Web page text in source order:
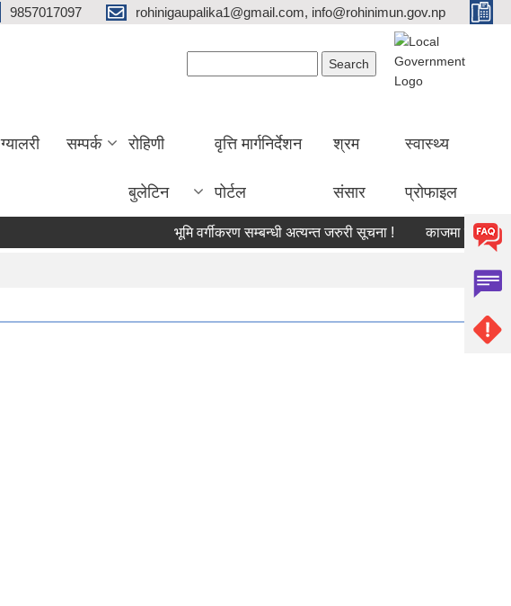
9857017097 rohinigaupalika1@gmail.com, info@rohinimun.gov.np
ग्यालरी सम्पर्क रोहिणी
बुलेटिन
वृत्ति मार्गनिर्देशन
पोर्टल
श्रम
संसार
स्वास्थ्य
प्रोफाइल
भूमि वर्गीकरण सम्बन्धी अत्यन्त जरुरी सूचना ! काजमा खटाइएको